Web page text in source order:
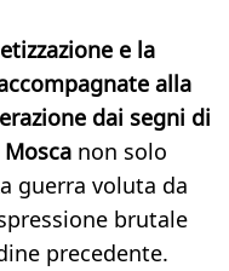
e la
alla
dai segni di
non solo
guerra voluta da
brutale
precedente.